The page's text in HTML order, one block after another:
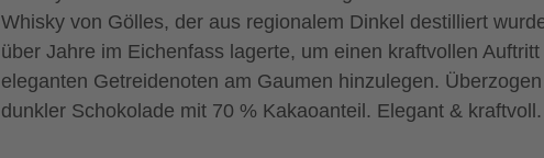
Whisky von Gölles, der aus regionalem Dinkel destilliert
über Jahre im Eichenfass lagerte, um einen kraftvollen Auftritt
eleganten Getreidenoten am Gaumen hinzulegen.
dunkler Schokolade mit 70 % Kakaoanteil. Elegant & kraftvoll.